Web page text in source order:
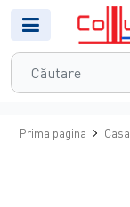
Prima pagina Casa